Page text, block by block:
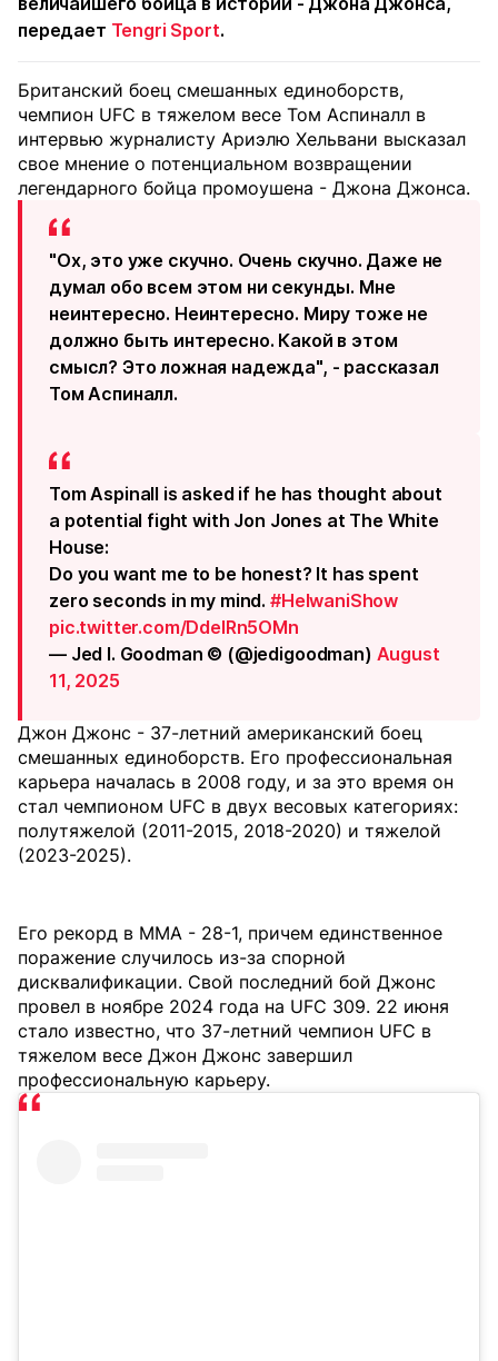
передает Tengri Sport.
Британский боец смешанных единоборств,
чемпион UFC в тяжелом весе Том Аспиналл в
интервью журналисту Ариэлю Хельвани высказал
свое мнение о потенциальном возвращении
легендарного бойца промоушена - Джона Джонса.
"Ох, это уже скучно. Очень скучно. Даже не
думал обо всем этом ни секунды. Мне
неинтересно. Неинтересно. Миру тоже не
должно быть интересно. Какой в этом
смысл? Это ложная надежда", - рассказал
Том Аспиналл.
Tom Aspinall is asked if he has thought about
a potential fight with Jon Jones at The White
House:
Do you want me to be honest? It has spent
zero seconds in my mind. #HelwaniShow
pic.twitter.com/DdeIRn5OMn
— Jed I. Goodman © (@jedigoodman) August
11, 2025
Джон Джонс - 37-летний американский боец
смешанных единоборств. Его профессиональная
карьера началась в 2008 году, и за это время он
стал чемпионом UFC в двух весовых категориях:
полутяжелой (2011-2015, 2018-2020) и тяжелой
(2023-2025).
Его рекорд в MMA - 28-1, причем единственное
поражение случилось из-за спорной
дисквалификации. Свой последний бой Джонс
провел в ноябре 2024 года на UFC 309. 22 июня
стало известно, что 37-летний чемпион UFC в
тяжелом весе Джон Джонс завершил
профессиональную карьеру.